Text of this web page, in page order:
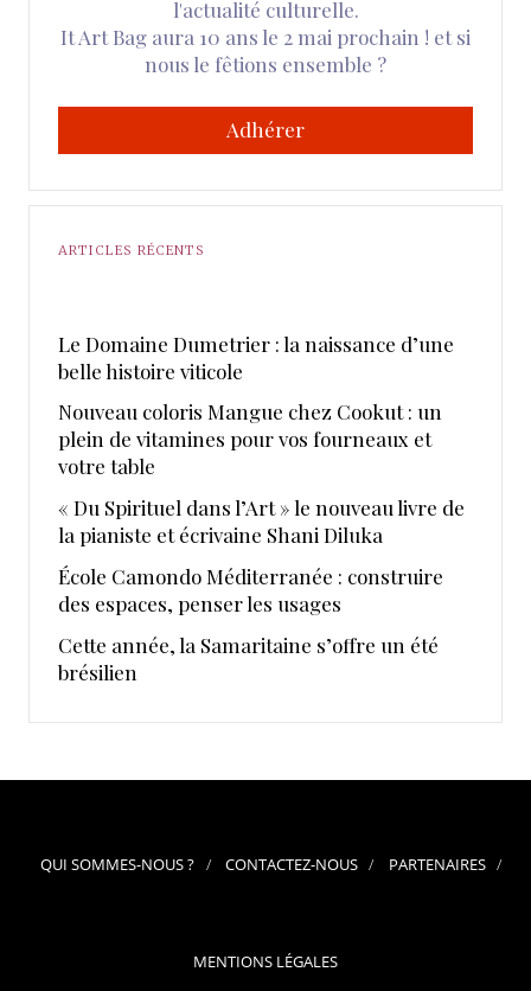
l'actualité culturelle.
It Art Bag aura 10 ans le 2 mai prochain ! et si
nous le fêtions ensemble ?
Adhérer
ARTICLES RÉCENTS
Le Domaine Dumetrier : la naissance d’une
belle histoire viticole
Nouveau coloris Mangue chez Cookut : un
plein de vitamines pour vos fourneaux et
votre table
« Du Spirituel dans l’Art » le nouveau livre de
la pianiste et écrivaine Shani Diluka
École Camondo Méditerranée : construire
des espaces, penser les usages
Cette année, la Samaritaine s’offre un été
brésilien
QUI SOMMES-NOUS ? CONTACTEZ-NOUS PARTENAIRES
MENTIONS LÉGALES